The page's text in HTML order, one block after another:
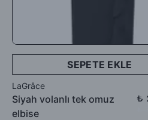
SEPETE EKLE
LaGrâce
Siyah volanlı tek omuz
elbise
₺